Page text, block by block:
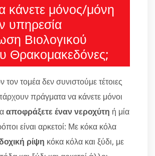
κάνετε μόνος/μόνη
υπηρεσία
Βιολογικού
Θρακομακεδόνες;
τον τομέα δεν συνιστούμε τέτοιες
πράγματα να κάνετε μόνοι
αποφράξετε έναν νεροχύτη ή μία
είναι αρκετοί: Με κόκα κόλα
ρίψη κόκα κόλα και ξύδι, με